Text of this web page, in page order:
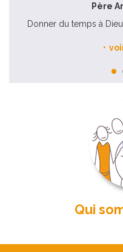
Père
Donner du temps à
Qui